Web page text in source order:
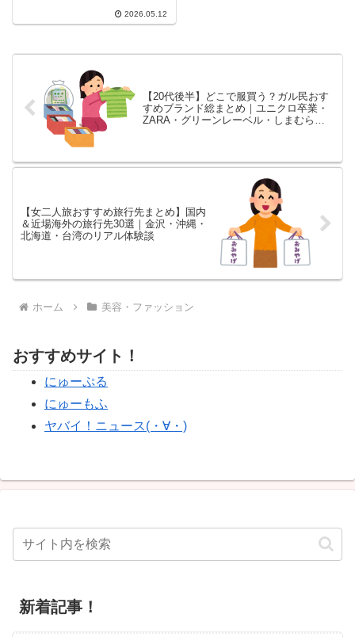
2026.05.12
【20代後半】どこで服買う？ガル民おす
すめブランド総まとめ｜ユニクロ卒業・
ZARA・グリーンレーベル・しまむら…
【女二人旅おすすめ旅行先まとめ】国内
＆近場海外の旅行先30選｜金沢・沖縄・
北海道・台湾のリアル体験談
ホーム 美容・ファッション
おすすめサイト！
にゅーぷる
にゅーもふ
ヤバイ！ニュース(・∀・)
新着記事！